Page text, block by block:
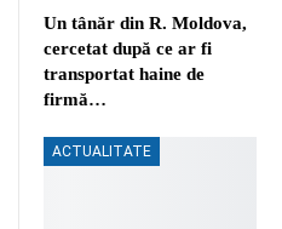
Un tânăr din R. Moldova,
cercetat după ce ar fi
transportat haine de
firmă…
ACTUALITATE